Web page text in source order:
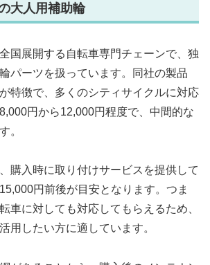
大人用補助輪
国展開する自転車専門チェーンで、独
パーツを扱っています。同社の製品
特徴で、多くのシティサイクルに対応
円から12,000円程度で、中間的な
。
購入時に取り付けサービスを提供して
円前後が目安となります。つま
車に対しても対応してもらえるため、
用したい方に適しています。